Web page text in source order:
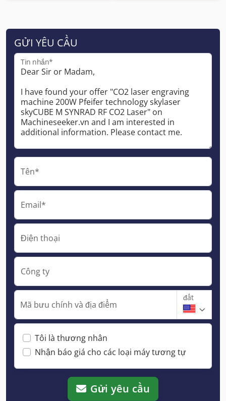
GỬI YÊU CẦU
Tin nhắn*
Tên*
Email*
Điện thoại
Công ty
Mã bưu chính và địa điểm
đất
Tôi là thương nhân
Nhận báo giá cho các loại máy tương tự
Gửi yêu cầu